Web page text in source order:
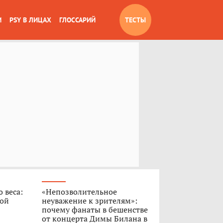
PSY В ЛИЦАХ ГЛОССАРИЙ ТЕСТЫ
веса:
«Непозволительное
неуважение к зрителям»:
почему фанаты в бешенстве
от концерта Димы Билана в